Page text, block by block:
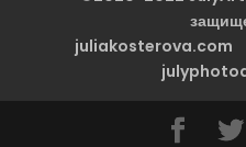
juliakosterova.com